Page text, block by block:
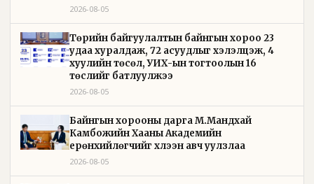
2026-08-05
Төрийн байгуулалтын байнгын хороо 23
удаа хуралдаж, 72 асуудлыг хэлэлцэж, 4
хуулийн төсөл, УИХ-ын тогтоолын 16
төслийг батлуулжээ
2026-08-05
Байнгын хорооны дарга М.Мандхай
Камбожийн Хааны Академийн
ерөнхийлөгчийг хүлээн авч уулзлаа
2026-08-05